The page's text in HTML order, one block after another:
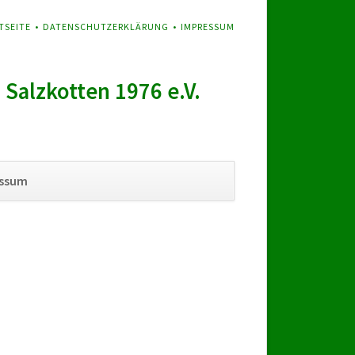
DATENSCHUTZERKLÄRUNG IMPRESSUM
1976 e.V.
überspringen